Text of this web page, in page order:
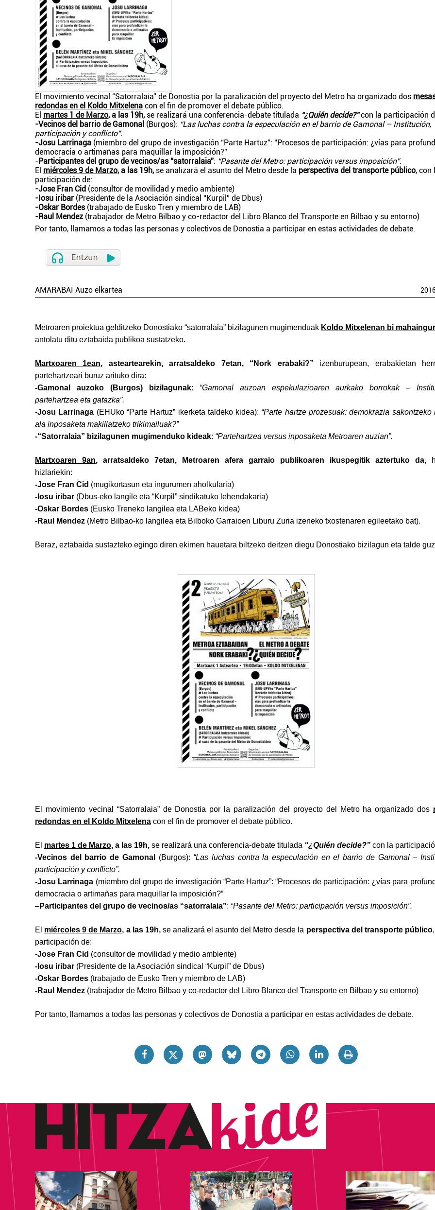
El movimiento vecinal “Satorralaia” de Donostia por la paralización del proyecto del Metro ha organizado dos
redondas en el Koldo Mitxelena con el fin de promover el debate público.
El martes 1 de Marzo, a las 19h, se realizará una conferencia-debate titulada “¿Quién decide?”con la participación
-Vecinos del barrio de Gamonal (Burgos): “Las luchas contra la especulación en el barrio de Gamonal – Institución,
participación y conflicto”.
-Josu Larrinaga (miembro del grupo de investigación “Parte Hartuz”: “Procesos de participación: ¿vías para
democracia o artimañas para maquillar la imposición?”
-Participantes del grupo de vecinos/as “satorralaia”: “Pasante del Metro: participación versus imposición”.
El miércoles 9 de Marzo,a las 19h, se analizará el asunto del Metro desde la perspectiva del transporte público, con
participación de:
-Jose Fran Cid (consultor de movilidad y medio ambiente)
-Iosu iribar (Presidente de la Asociación sindical “Kurpil” de Dbus)
-Oskar Bordes(trabajado de Eusko Tren y miembro de LAB)
-Raul Mendez(trabajador de Metro Bilbao y co-redactor del Libro Blanco del Transporte en Bilbao y su entorno)
Por tanto, llamamos a todas las personas y colectivos de Donostia a participar en estas actividades de debate.
AMARABAI Auzo elkartea
Metroaren proiektua gelditzeko Donostiako “satorralaia” bizilagunen mugimenduak Koldo Mitxelenan bi
antolatu ditu eztabaida publikoa sustatzeko.
Martxoaren 1ean, asteartearekin, arratsaldeko 7etan, “Nork erabaki?” izenburupean, erabakietan
partehartzeari buruz arituko dira:
-Gamonal auzoko (Burgos) bizilagunak: “Gamonal auzoan espekulazioaren aurkako borrokak –
partehartzea eta gatazka”.
-Josu Larrinaga (EHUko “Parte Hartuz” ikerketa taldeko kidea): “Parte hartze prozesuak: demokrazia sakontzeko
ala inposaketa makillatzeko trikimailuak?”
-“Satorralaia” bizilagunen mugimenduko kideak: “Partehartzea versus inposaketa Metroaren auzian”.
Martxoaren 9an, arratsaldeko 7etan, Metroaren afera garraio publikoaren ikuspegitik aztertuko da,
hizlariekin:
-Jose Fran Cid (mugikortasun eta ingurumen aholkularia)
-Iosu iribar (Dbus-eko langile eta “Kurpil” sindikatuko lehendakaria)
-Oskar Bordes (Eusko Treneko langilea eta LABeko kidea)
-Raul Mendez (Metro Bilbao-ko langilea eta Bilboko Garraioen Liburu Zuria izeneko txostenaren egileetako bat).
Beraz, eztabaida sustazteko egingo diren ekimen hauetara biltzeko deitzen diegu Donostiako bizilagun eta talde
El movimiento vecinal “Satorralaia” de Donostia por la paralización del proyecto del Metro ha organizado dos
redondas en el Koldo Mitxelena con el fin de promover el debate público.
El martes 1 de Marzo, a las 19h, se realizará una conferencia-debate titulada “¿Quién decide?” con la
-Vecinos del barrio de Gamonal
(Burgos): “Las luchas contra la especulación en el barrio de Gamonal –
participación y conflicto”.
-Josu Larrinaga (miembro del grupo de investigación “Parte Hartuz”: “Procesos de participación: ¿vías para
democracia o artimañas para maquillar la imposición?”
–Participantes del grupo de vecinos/as “satorralaia”: “Pasante del Metro: participación versus imposición”.
El miércoles 9 de Marzo, a las 19h, se analizará el asunto del Metro desde la perspectiva del transporte público
participación de:
-Jose Fran Cid (consultor de movilidad y medio ambiente)
-Iosu iribar (Presidente de la Asociación sindical “Kurpil” de Dbus)
-Oskar Bordes (trabajado de Eusko Tren y miembro de LAB)
-Raul Mendez (trabajador de Metro Bilbao y co-redactor del Libro Blanco del Transporte en Bilbao y su entorno)
Por tanto, llamamos a todas las personas y colectivos de Donostia a participar en estas actividades de debate.